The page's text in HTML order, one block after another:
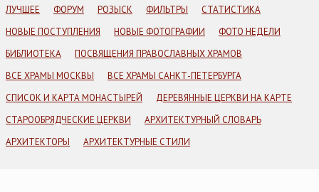
ЛУЧШЕЕ
ФОРУМ РОЗЫСК ФИЛЬТРЫ
СТАТИСТИКА
НОВЫЕ ПОСТУПЛЕНИЯ
НОВЫЕ ФОТОГРАФИИ
ФОТО НЕДЕЛИ
БИБЛИОТЕКА
ПОСВЯЩЕНИЯ ПРАВОСЛАВНЫХ ХРАМОВ
ВСЕ ХРАМЫ МОСКВЫ
ВСЕ ХРАМЫ САНКТ-ПЕТЕРБУРГА
СПИСОК И КАРТА МОНАСТЫРЕЙ
ДЕРЕВЯННЫЕ ЦЕРКВИ НА КАРТЕ
СТАРООБРЯДЧЕСКИЕ ЦЕРКВИ
АРХИТЕКТУРНЫЙ СЛОВАРЬ
АРХИТЕКТОРЫ
АРХИТЕКТУРНЫЕ СТИЛИ